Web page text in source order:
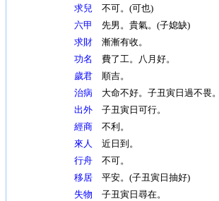
求兒不可。(可也)
六甲 先男。貴氣。(子媳缺)
求財漸漸有收。
功名 費了工。八月好。
歲君順吉。
治病 大命不好。子丑寅日過不畏。
出外子丑寅日可行。
經商不利。
來人 近日到。
行舟不可。
移居平安。(子丑寅日抽好)
失物 子丑寅日尋在。